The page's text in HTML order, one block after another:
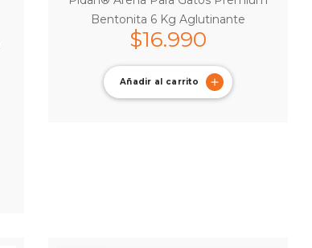
Bentonita 6 Kg Aglutinante
$16.990
Añadir al carrito